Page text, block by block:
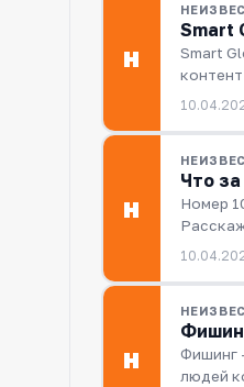
Н
Smart
Smart
Н
Что
Номер
Н
Фишинг
людей